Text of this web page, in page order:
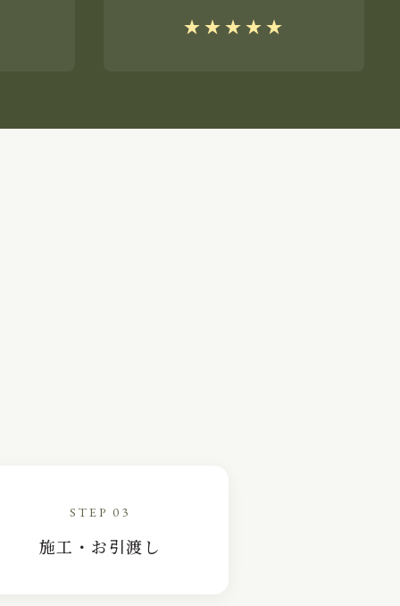
★★★★★
STEP 03
施工・お引渡し